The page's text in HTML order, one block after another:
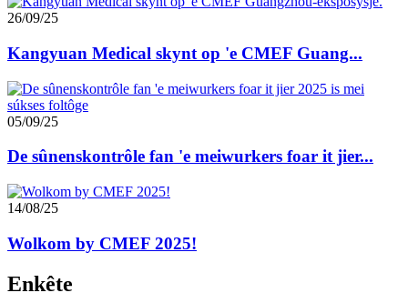
26/09/25
Kangyuan Medical skynt op 'e CMEF Guang...
05/09/25
De sûnenskontrôle fan 'e meiwurkers foar it jier...
14/08/25
Wolkom by CMEF 2025!
Enkête